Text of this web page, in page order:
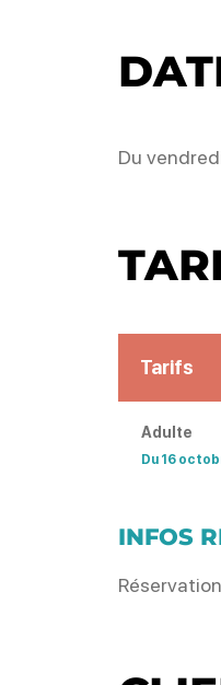
Du
Tarifs
Adulte
Du 16
INFOS